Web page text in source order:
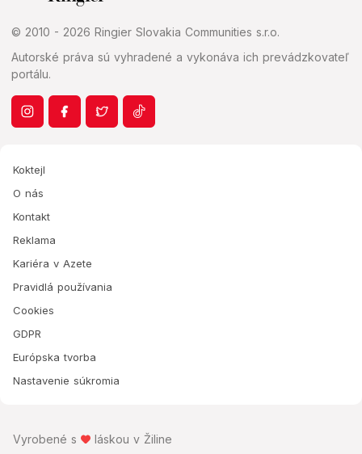
© 2010 - 2026 Ringier Slovakia Communities s.r.o.
Autorské práva sú vyhradené a vykonáva ich prevádzkovateľ
portálu.
Koktejl
O nás
Kontakt
Reklama
Kariéra v Azete
Pravidlá používania
Cookies
GDPR
Európska tvorba
Nastavenie súkromia
Vyrobené s láskou v Žiline